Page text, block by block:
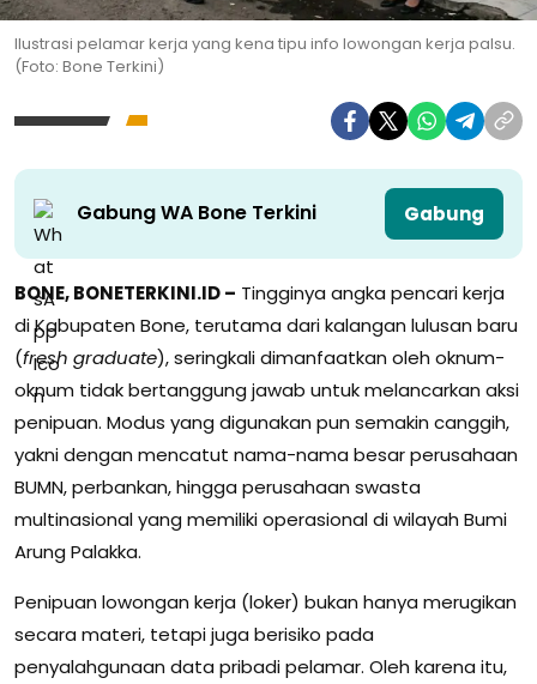
Ilustrasi pelamar kerja yang kena tipu info lowongan kerja palsu.
(Foto: Bone Terkini)
Gabung WA Bone Terkini Gabung
BONE, BONETERKINI.ID – Tingginya angka pencari kerja
di Kabupaten Bone, terutama dari kalangan lulusan baru
(fresh graduate), seringkali dimanfaatkan oleh oknum-
oknum tidak bertanggung jawab untuk melancarkan aksi
penipuan. Modus yang digunakan pun semakin canggih,
yakni dengan mencatut nama-nama besar perusahaan
BUMN, perbankan, hingga perusahaan swasta
multinasional yang memiliki operasional di wilayah Bumi
Arung Palakka.
Penipuan lowongan kerja (loker) bukan hanya merugikan
secara materi, tetapi juga berisiko pada
penyalahgunaan data pribadi pelamar. Oleh karena itu,